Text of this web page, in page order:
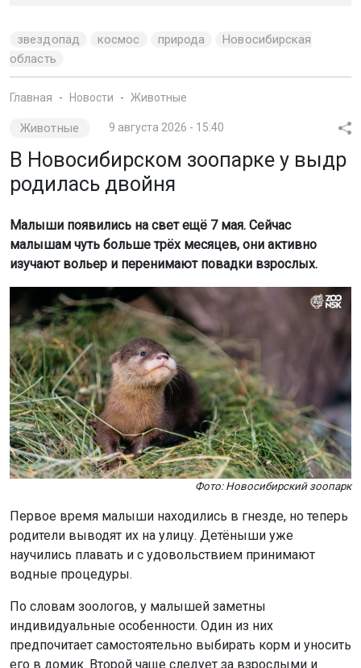
звездопад космос природа
Новосибирская
область
Главная Новости Животные
Животные 9 августа 2026 - 15:40
В Новосибирском зоопарке у выдр
родилась двойня
Малыши появились на свет ещё 7 мая. Сейчас
малышам чуть больше трёх месяцев, они активно
изучают вольер и перенимают повадки взрослых.
Фото: Новосибирский зоопарк
Первое время малыши находились в гнезде, но теперь
родители выводят их на улицу. Детёныши уже
научились плавать и с удовольствием принимают
водные процедуры.
По словам зоологов, у малышей заметны
индивидуальные особенности. Один из них
предпочитает самостоятельно выбирать корм и уносить
его в домик. Второй чаще следует за взрослыми и